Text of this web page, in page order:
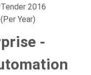
2016
Year)
-